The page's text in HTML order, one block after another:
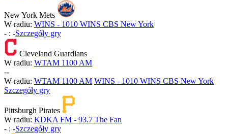
New York Mets
W radiu: WINS - 1010 WINS CBS New York
- : -Szczegóły gry
Cleveland Guardians
W radiu: WTAM 1100 AM
--
W radiu: WTAM 1100 AM WINS - 1010 WINS CBS New York
Szczegóły gry
Pittsburgh Pirates
W radiu: KDKA FM - 93.7 The Fan
- : -Szczegóły gry